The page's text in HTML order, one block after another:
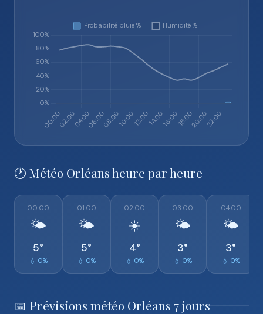
🕐 Météo Orléans heure par heure
00:00
🌤️
5°
💧 0%
01:00
🌤️
5°
💧 0%
02:00
☀️
4°
💧 0%
03:00
🌤️
3°
💧 0%
04:00
🌤️
3°
💧 0%
📅 Prévisions météo Orléans 7 jours